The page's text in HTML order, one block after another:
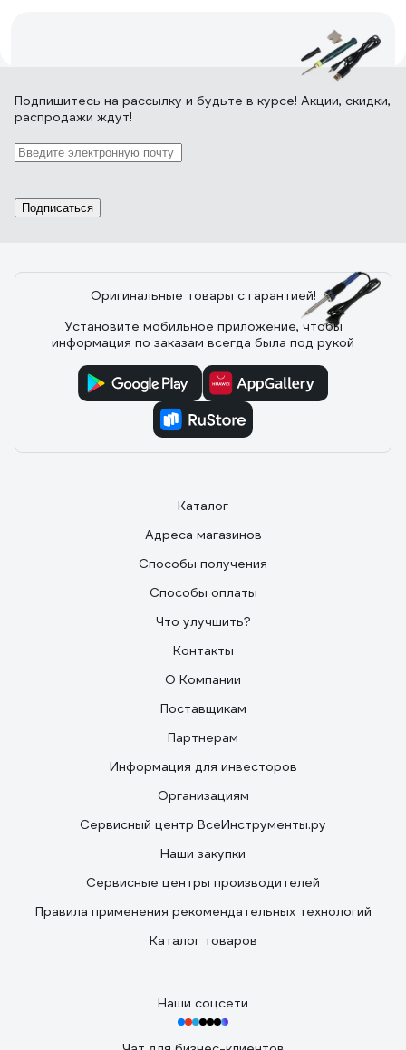
USB/5V/8Вт 12-0180
Павел Б.
компактный, быстро нагревается 20-30 секунд
60 отзывов
Отзыв о паяльнике REXANT керам./нагрев.,
220V/30Вт 12-0122
Подпишитесь на рассылку и будьте в курсе! Акции, скидки,
распродажи ждут!
Подписаться
Оригинальные товары с гарантией!
Установите мобильное приложение, чтобы
информация по заказам всегда была под рукой
Каталог
Адреса магазинов
Способы получения
Способы оплаты
Что улучшить?
Контакты
О Компании
Поставщикам
Партнерам
Информация для инвесторов
Организациям
Сервисный центр ВсеИнструменты.ру
Наши закупки
Сервисные центры производителей
Правила применения рекомендательных технологий
Каталог товаров
Наши соцсети